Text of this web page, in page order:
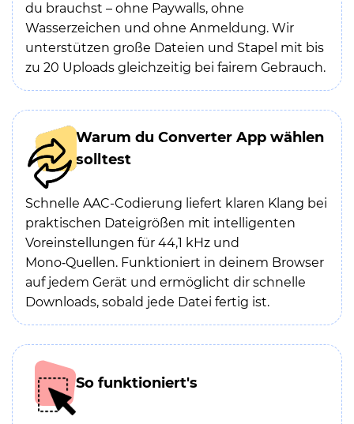
du brauchst – ohne Paywalls, ohne
Wasserzeichen und ohne Anmeldung. Wir
unterstützen große Dateien und Stapel mit bis
zu 20 Uploads gleichzeitig bei fairem Gebrauch.
Warum du Converter App wählen
solltest
Schnelle AAC-Codierung liefert klaren Klang bei
praktischen Dateigrößen mit intelligenten
Voreinstellungen für 44,1 kHz und
Mono‑Quellen. Funktioniert in deinem Browser
auf jedem Gerät und ermöglicht dir schnelle
Downloads, sobald jede Datei fertig ist.
So funktioniert's